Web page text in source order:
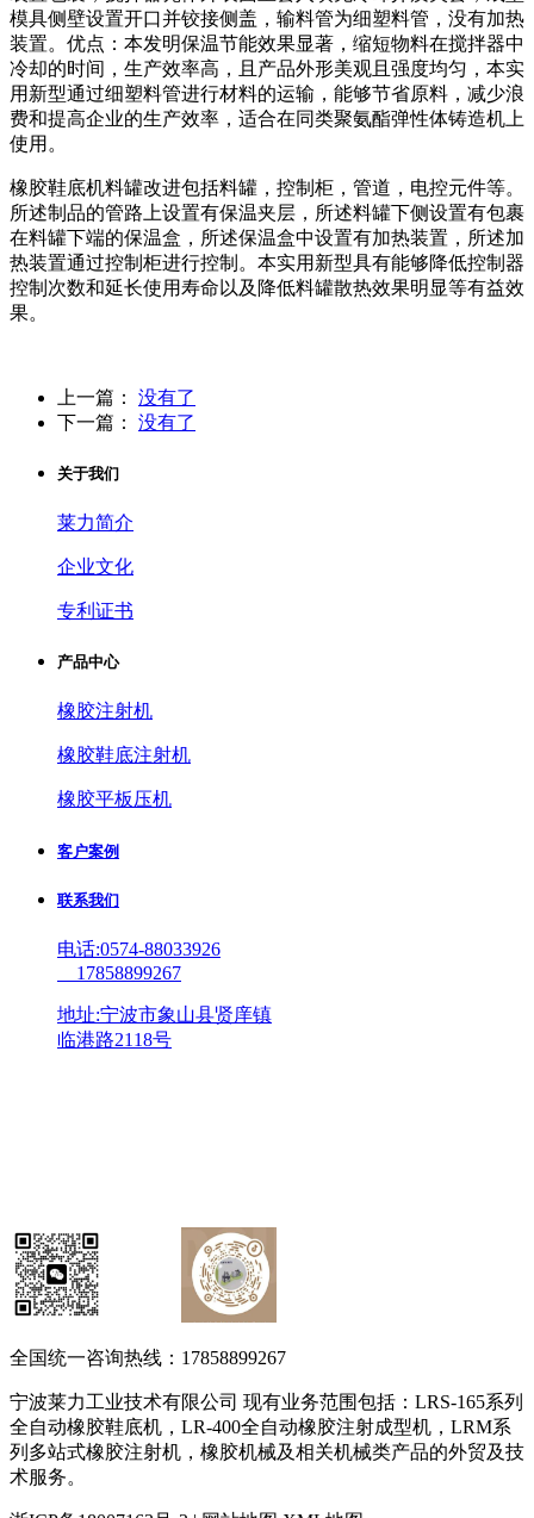
模具侧壁设置开口并铰接侧盖，输料管为细塑料管，没有加热
装置。优点：本发明保温节能效果显著，缩短物料在搅拌器中
冷却的时间，生产效率高，且产品外形美观且强度均匀，本实
用新型通过细塑料管进行材料的运输，能够节省原料，减少浪
费和提高企业的生产效率，适合在同类聚氨酯弹性体铸造机上
使用。
橡胶鞋底机料罐改进包括料罐，控制柜，管道，电控元件等。
所述制品的管路上设置有保温夹层，所述料罐下侧设置有包裹
在料罐下端的保温盒，所述保温盒中设置有加热装置，所述加
热装置通过控制柜进行控制。本实用新型具有能够降低控制器
控制次数和延长使用寿命以及降低料罐散热效果明显等有益效
果。
上一篇：
没有了
下一篇：
没有了
关于我们
莱力简介
企业文化
专利证书
产品中心
橡胶注射机
橡胶鞋底注射机
橡胶平板压机
客户案例
联系我们
电话:0574-88033926
17858899267
地址:宁波市象山县贤庠镇
临港路2118号
全国统一咨询热线：17858899267
宁波莱力工业技术有限公司 现有业务范围包括：LRS-165系列
全自动橡胶鞋底机，LR-400全自动橡胶注射成型机，LRM系
列多站式橡胶注射机，橡胶机械及相关机械类产品的外贸及技
术服务。